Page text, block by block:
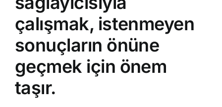
çalışmak, istenmeyen
sonuçların önüne
geçmek için önem
taşır.